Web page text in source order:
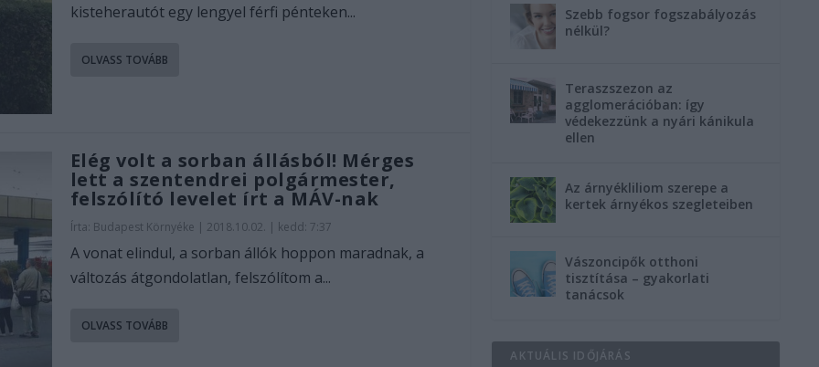
kisteherautót egy lengyel férfi pénteken...
OLVASS TOVÁBB
Elég volt a sorban állásból! Mérges
lett a szentendrei polgármester,
felszólító levelet írt a MÁV-nak
Írta: Budapest Környéke | 2018.10.02. | kedd: 7:37
A vonat elindul, a sorban állók hoppon maradnak, a
változás átgondolatlan, felszólítom a...
OLVASS TOVÁBB
Szebb fogsor fogszabályozás
nélkül?
Teraszszezon az
agglomerációban: így
védekezzünk a nyári kánikula
ellen
Az árnyékliliom szerepe a
kertek árnyékos szegleteiben
Vászoncipők otthoni
tisztítása – gyakorlati
tanácsok
AKTUÁLIS IDŐJÁRÁS